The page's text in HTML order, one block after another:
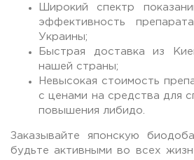
Широкий спектр
эффективность
Украины;
Быстрая доставка из
нашей страны;
Невысокая стоимость
с ценами на средства для
повышения либидо.
Заказывайте японскую
будьте активными во всех